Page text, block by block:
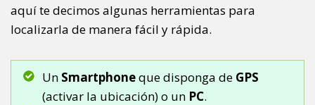
aquí te decimos algunas herramientas para
localizarla de manera fácil y rápida.
Un Smartphoneque disponga de GPS
(activar la ubicación) o un PC.